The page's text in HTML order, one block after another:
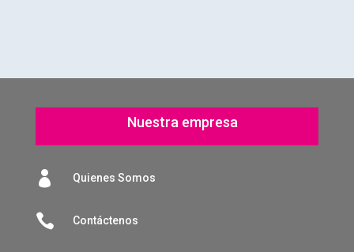
Nuestra empresa
 Quienes Somos
 Contáctenos